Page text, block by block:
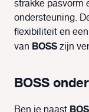
strakke pasvorm
ondersteuning.
flexibiliteit en
van BOSSzijn
BOSS